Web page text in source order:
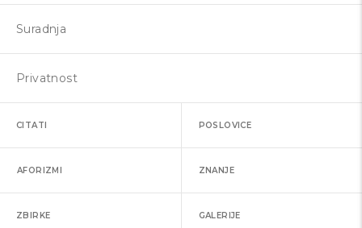
Suradnja
Privatnost
CITATI POSLOVICE
AFORIZMI ZNANJE
ZBIRKE GALERIJE